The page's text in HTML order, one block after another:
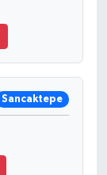
Sancaktepe